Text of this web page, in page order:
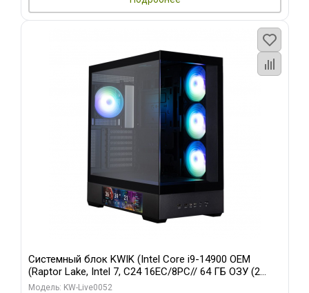
Системный блок KWIK (Intel Core i9-14900 OEM
(Raptor Lake, Intel 7, C24 16EC/8PC// 64 ГБ ОЗУ (2
модуля)/ Palit RTX5080 GAMINGPRO OC 16GB GDDR7
Модель: KW-Live0052